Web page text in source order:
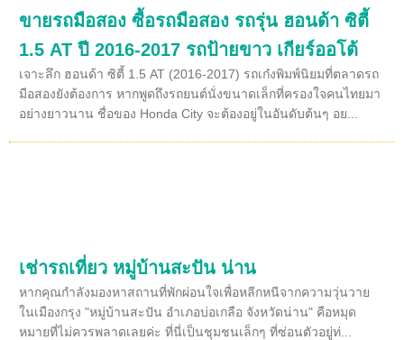
ขายรถมือสอง ซื้อรถมือสอง รถรุ่น ฮอนด้า ซิตี้
1.5 AT ปี 2016-2017 รถป้ายขาว เกียร์ออโต้
เจาะลึก ฮอนด้า ซิตี้ 1.5 AT (2016-2017) รถเก๋งพิมพ์นิยมที่ตลาดรถ
มือสองยังต้องการ หากพูดถึงรถยนต์นั่งขนาดเล็กที่ครองใจคนไทยมา
อย่างยาวนาน ชื่อของ Honda City จะต้องอยู่ในอันดับต้นๆ อย...
เช่ารถเที่ยว หมู่บ้านสะปัน น่าน
หากคุณกำลังมองหาสถานที่พักผ่อนใจเพื่อหลีกหนีจากความวุ่นวาย
ในเมืองกรุง "หมู่บ้านสะปัน อำเภอบ่อเกลือ จังหวัดน่าน" คือหมุด
หมายที่ไม่ควรพลาดเลยค่ะ ที่นี่เป็นชุมชนเล็กๆ ที่ซ่อนตัวอยู่ท่...